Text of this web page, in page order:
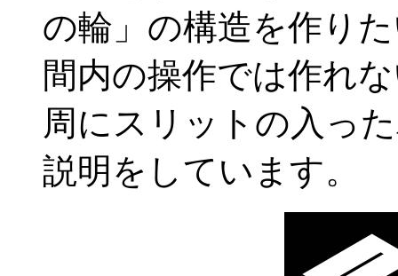
の輪」の構造を作り
間内の操作では作れ
周にスリットの入っ
説明をしています。